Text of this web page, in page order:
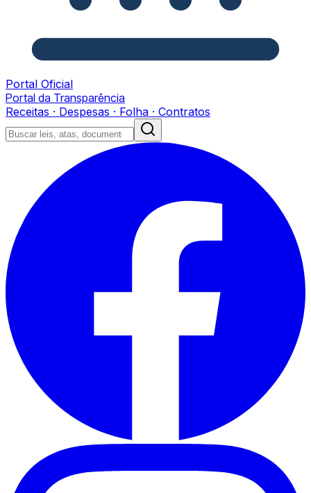
Portal Oficial
Portal da Transparência
Receitas · Despesas · Folha · Contratos